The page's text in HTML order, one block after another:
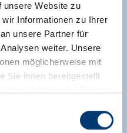
unsere Website zu
Informationen zu Ihrer
unsere Partner für
weiter. Unsere
möglicherweise mit
Sie ihnen bereitgestellt